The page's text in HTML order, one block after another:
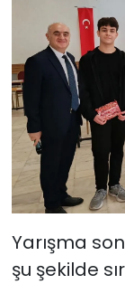
Yarışma
şu şekilde